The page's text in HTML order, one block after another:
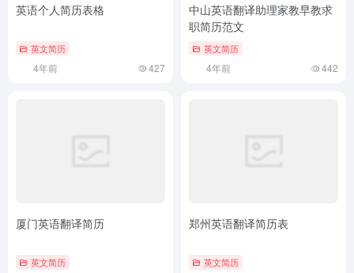
英语个人简历表格
英文简历
4年前 427
中山英语翻译助理家教早教求
职简历范文
英文简历
4年前 442
厦门英语翻译简历
英文简历
郑州英语翻译简历表
英文简历